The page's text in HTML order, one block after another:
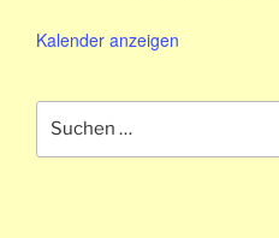
Kalender anzeigen
nach: